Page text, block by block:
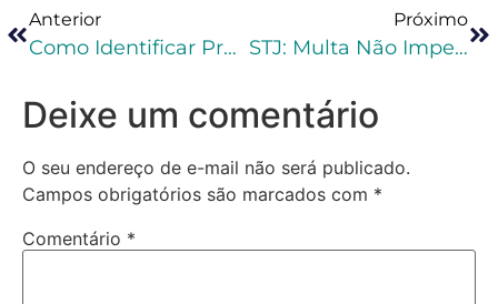
Anterior
Como Identificar Preliminares Ao Elaborar Uma Peça Processual Penal Na Prática
Próximo
STJ: Multa Não Impede Extinção Da Punibilidade Para Condenado Que Comprovar Falta De Condições Para Pagar
Deixe um comentário
O seu endereço de e-mail não será publicado.
Campos obrigatórios são marcados com *
Comentário *